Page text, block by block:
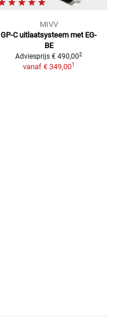
MIVV
GP-C uitlaatsysteem met EG-
BE
Adviesprijs € 490,002
vanaf € 349,001